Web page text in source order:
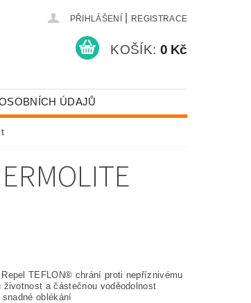
PŘIHLÁŠENÍ REGISTRACE
KOŠÍK: 0 Kč
ÚDAJŮ
TEFLON® chrání proti nepříznivému
a částečnou voděodolnost
oblékání